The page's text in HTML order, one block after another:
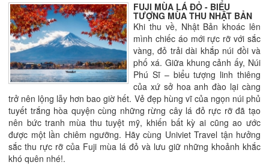
FUJI MÙA LÁ ĐỎ - BIỂU
TƯỢNG MÙA THU NHẬT BẢN
Khi thu về, Nhật Bản khoác lên
mình chiếc áo mới rực rỡ với sắc
vàng, đỏ trải dài khắp núi đồi và
phố xá. Giữa khung cảnh ấy, Núi
Phú Sĩ – biểu tượng linh thiêng
của xứ sở hoa anh đào lại càng
trở nên lộng lẫy hơn bao giờ hết. Vẻ đẹp hùng vĩ của ngọn núi phủ
tuyết trắng hòa quyện cùng những rừng cây lá đỏ rực rỡ đã tạo
nên bức tranh mùa thu tuyệt mỹ, khiến bất kỳ ai cũng ao ước
được một lần chiêm ngưỡng. Hãy cùng Univiet Travel tận hưởng
sắc thu rực rỡ của Fuji mùa lá đỏ và lưu giữ những khoảnh khắc
khó quên nhé!.